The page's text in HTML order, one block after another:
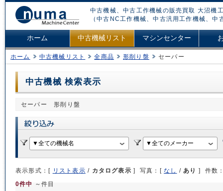
中古機械、中古工作機械の販売買取 大沼機
（中古NC工作機械、中古汎用工作機械、
ホーム 中古機械リスト マシンセンター
ホーム 中古機械リスト 全商品 形削り盤 セーパー
中古機械 検索表示
セーパー 形削り盤
表示形式：[ リスト表示 / カタログ表示 ] 写真：[ なし / あり ] 件数
0件中
～件目